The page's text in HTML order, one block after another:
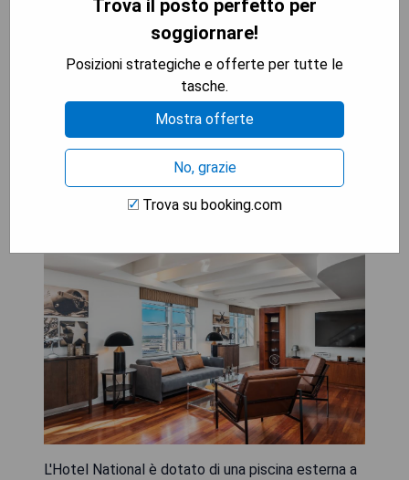
- Vicinanza alle attrazioni come il Museo Bonnet
House Museum and Gardens e il centro
commerciale The Galleria at Fort Lauderdale.
MOSTRA I PREZZI
National Hotel
L'Hotel National è dotato di una piscina esterna a
Trova il posto perfetto per
soggiornare!
Posizioni strategiche e offerte per tutte le
tasche.
Mostra offerte
No, grazie
Trova su booking.com